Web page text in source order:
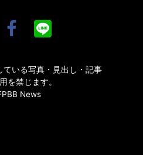
ている写真・見出し・記事
を禁じます。
News